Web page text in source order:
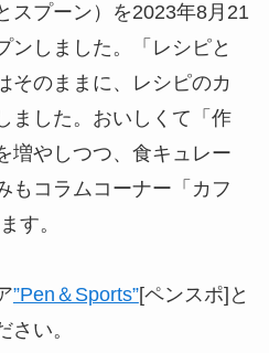
スプーン）を2023年8月21
ンしました。「レシピと
そのままに、レシピのカ
ました。おいしくて「作
増やしつつ、食キュレー
もコラムコーナー「カフ
す。
”Pen＆Sports”[ペンスポ]と
さい。